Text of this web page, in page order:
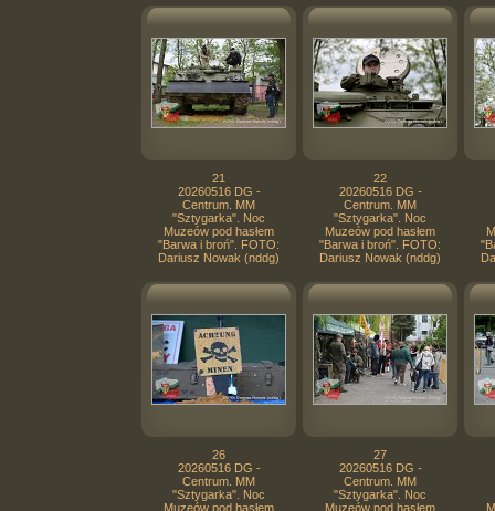
21
20260516 DG -
Centrum. MM
"Sztygarka". Noc
Muzeów pod hasłem
"Barwa i broń". FOTO:
Dariusz Nowak (nddg)
22
20260516 DG -
Centrum. MM
"Sztygarka". Noc
Muzeów pod hasłem
"Barwa i broń". FOTO:
Dariusz Nowak (nddg)
26
20260516 DG -
Centrum. MM
"Sztygarka". Noc
Muzeów pod hasłem
27
20260516 DG -
Centrum. MM
"Sztygarka". Noc
Muzeów pod hasłem